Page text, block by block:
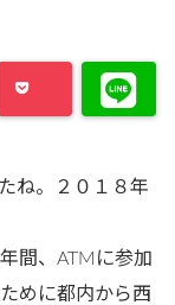
ね。２０１８年
間、ATMに参加
めに都内から西